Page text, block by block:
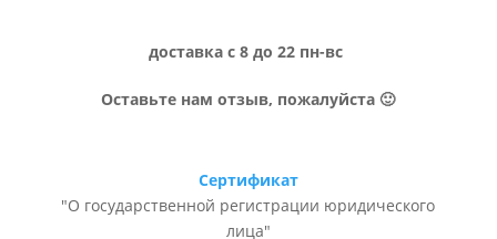
доставка с 8 до 22 пн-вс
Оставьте нам отзыв, пожалуйста 🙂
Сертификат
"О государственной регистрации юридического
лица"